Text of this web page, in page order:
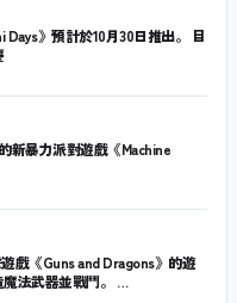
》預計於10月30日推出。 目
新暴力派對遊戲《Machine
戲《Guns and Dragons》的遊
法武器並戰鬥。 …